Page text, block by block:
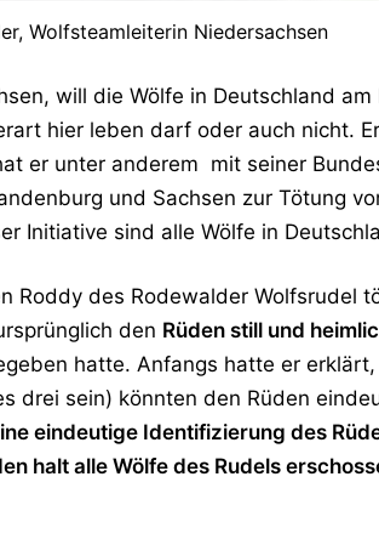
Wolfsteamleiterin Niedersachsen
will die Wölfe in Deutschland
hier leben darf oder auch nicht.
er unter anderem mit seiner
und Sachsen zur Tötung
Initiative sind alle Wölfe in
Roddy des Rodewalder Wolfsrudel
den Rüden still und
hatte. Anfangs hatte er
drei sein) könnten den Rüden
eindeutige Identifizierung des
halt alle Wölfe des Rudels